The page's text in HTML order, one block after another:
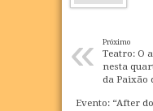
« Próximo
Teatro: O
nesta
da Paixão
Evento: “After